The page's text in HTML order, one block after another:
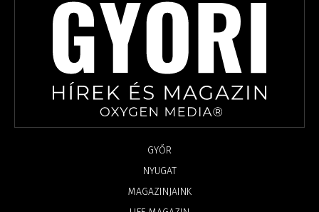
GYŐR
NYUGAT
MAGAZINJAINK